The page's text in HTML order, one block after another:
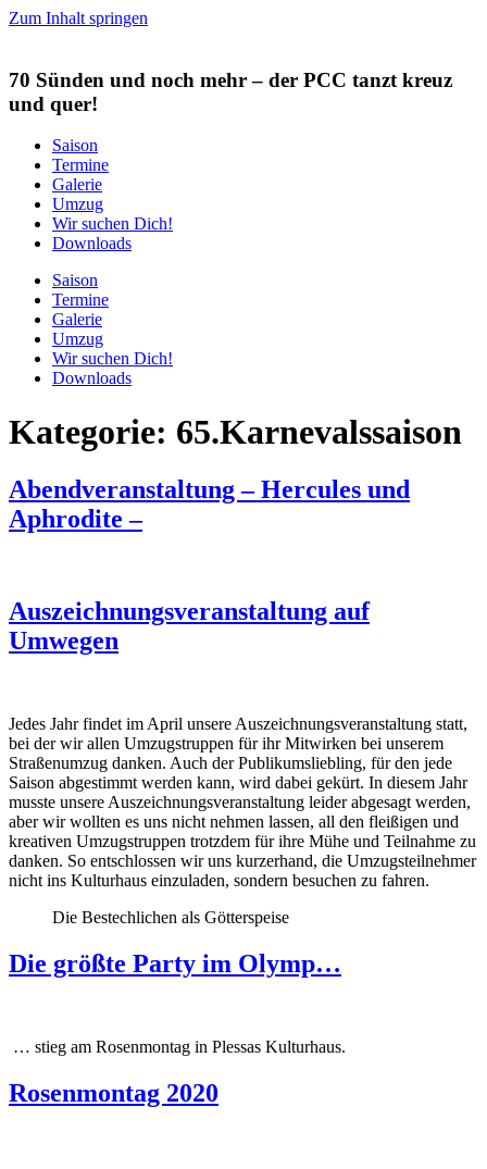
Zum Inhalt springen
70 Sünden und noch mehr – der PCC tanzt kreuz
und quer!
Saison
Termine
Galerie
Umzug
Wir suchen Dich!
Downloads
Saison
Termine
Galerie
Umzug
Wir suchen Dich!
Downloads
Kategorie: 65.Karnevalssaison
Abendveranstaltung – Hercules und
Aphrodite –
Auszeichnungsveranstaltung auf
Umwegen
Jedes Jahr findet im April unsere Auszeichnungsveranstaltung statt,
bei der wir allen Umzugstruppen für ihr Mitwirken bei unserem
Straßenumzug danken. Auch der Publikumsliebling, für den jede
Saison abgestimmt werden kann, wird dabei gekürt. In diesem Jahr
musste unsere Auszeichnungsveranstaltung leider abgesagt werden,
aber wir wollten es uns nicht nehmen lassen, all den fleißigen und
kreativen Umzugstruppen trotzdem für ihre Mühe und Teilnahme zu
danken. So entschlossen wir uns kurzerhand, die Umzugsteilnehmer
nicht ins Kulturhaus einzuladen, sondern besuchen zu fahren.
Die Bestechlichen als Götterspeise
Die größte Party im Olymp…
… stieg am Rosenmontag in Plessas Kulturhaus.
Rosenmontag 2020